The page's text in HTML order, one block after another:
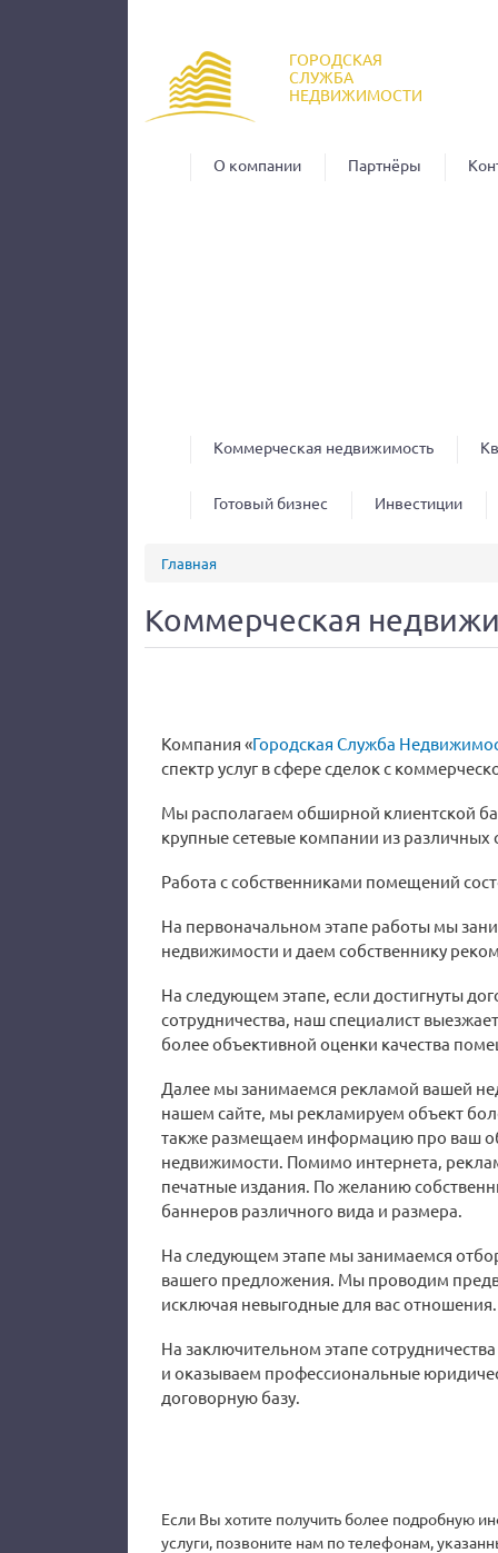
ГОРОДСКАЯ
СЛУЖБА
НЕДВИЖИМОСТИ
О компании Партнёры
Коммерческая недвижимость
Готовый бизнес Инвестиции
Вы здесь
Главная
Коммерческая
Компания «Городская Служба
спектр услуг в сфере сделок с
Мы располагаем обширной клиентской
крупные сетевые компании из различных
Работа с собственниками помещений
На первоначальном этапе работы мы
недвижимости и даем собственнику
На следующем этапе, если достигнуты
сотрудничества, наш специалист
более объективной оценки качества
Далее мы занимаемся рекламой вашей
нашем сайте, мы рекламируем объект
также размещаем информацию про ваш
недвижимости. Помимо интернета,
печатные издания. По желанию
баннеров различного вида и размера.
На следующем этапе мы занимаемся
вашего предложения. Мы проводим
исключая невыгодные для вас отношения.
На заключительном этапе
и оказываем профессиональные
договорную базу.
Если Вы хотите получить более подробную
услуги, позвоните нам по телефонам,